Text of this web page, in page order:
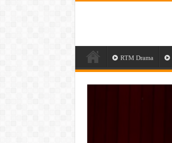
RTM Drama